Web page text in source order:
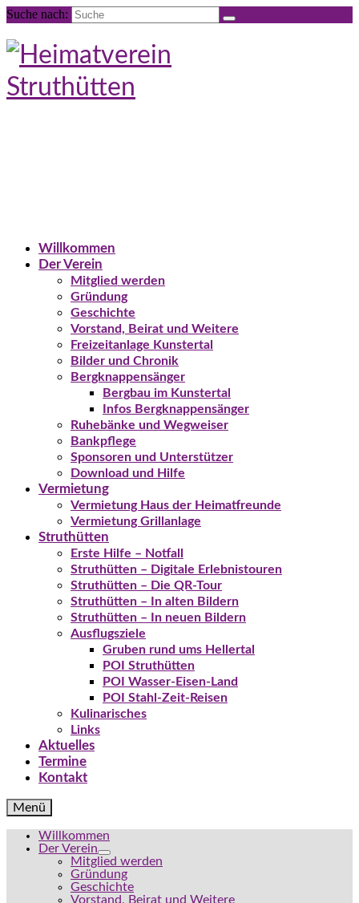
Suche nach:
Willkommen
Der Verein
Mitglied werden
Gründung
Geschichte
Vorstand, Beirat und Weitere
Freizeitanlage Kunstertal
Bilder und Chronik
Bergknappensänger
Bergbau im Kunstertal
Infos Bergknappensänger
Ruhebänke und Wegweiser
Bankpflege
Sponsoren und Unterstützer
Download und Hilfe
Vermietung
Vermietung Haus der Heimatfreunde
Vermietung Grillanlage
Struthütten
Erste Hilfe – Notfall
Struthütten – Digitale Erlebnistouren
Struthütten – Die QR-Tour
Struthütten – In alten Bildern
Struthütten – In neuen Bildern
Ausflugsziele
Gruben rund ums Hellertal
POI Struthütten
POI Wasser-Eisen-Land
POI Stahl-Zeit-Reisen
Kulinarisches
Links
Aktuelles
Termine
Kontakt
Menü
Willkommen
Der Verein
Mitglied werden
Gründung
Geschichte
Vorstand, Beirat und Weitere